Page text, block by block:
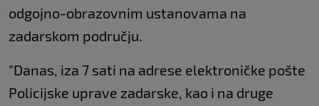
odgojno-obrazovnim ustanovama na
zadarskom području.
"Danas, iza 7 sati na adrese elektroničke pošte
Policijske uprave zadarske, kao i na druge